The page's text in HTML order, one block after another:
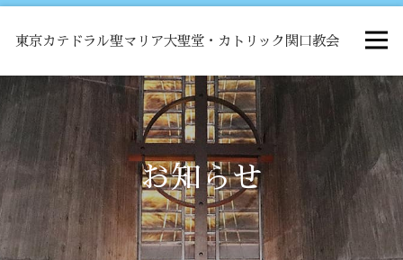
東京カテドラル聖マリア大聖堂・カトリック関口教会
HOME
ミサ
お知らせ
お知らせ